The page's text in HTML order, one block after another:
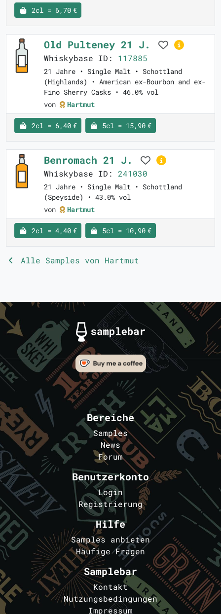
2cl = 6,70 €
Old Pulteney 21 J.
Whiskybase ID: 117885
21 Jahre • Single Malt • Schottland
(Highlands) • American ex-Bourbon and ex-
Fino Sherry Casks • 46.0% vol
von
Hartmut
2cl = 6,40 € 5cl = 15,90 €
Benromach 21 J.
Whiskybase ID: 241030
21 Jahre • Single Malt • Schottland
(Speyside) • 43.0% vol
von
Hartmut
2cl = 4,40 € 5cl = 10,90 €
Alle Samples von Hartmut
Bereiche
Samples
News
Forum
Benutzerkonto
Login
Registrierung
Hilfe
Samples anbieten
Häufige Fragen
Samplebar
Kontakt
Nutzungsbedingungen
Impressum